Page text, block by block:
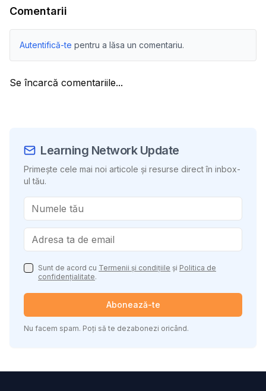
Comentarii
Autentifică-te pentru a lăsa un comentariu.
Se încarcă comentariile...
Learning Network Update
Primește cele mai noi articole și resurse direct în inbox-
ul tău.
Sunt de acord cu Termenii și condițiile și Politica de
confidențialitate.
Abonează-te
Nu facem spam. Poți să te dezabonezi oricând.